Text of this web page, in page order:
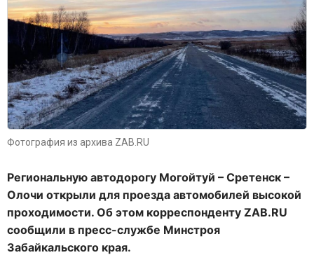
Фотография из архива ZAB.RU
Региональную автодорогу Могойтуй – Сретенск –
Олочи открыли для проезда автомобилей высокой
проходимости. Об этом корреспонденту ZAB.RU
сообщили в пресс-службе Минстроя
Забайкальского края.